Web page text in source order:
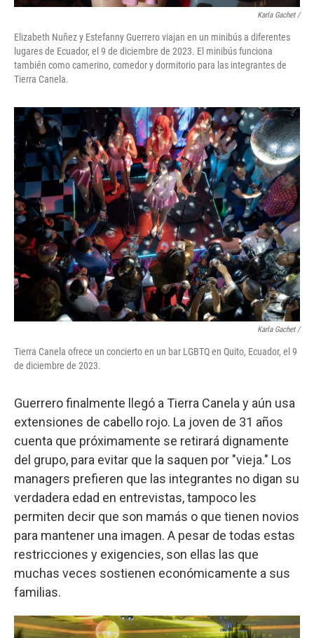
Karla Gachet/
Elizabeth Nuñez y Estefanny Guerrero viajan en un minibús a diferentes
lugares de Ecuador, el 9 de diciembre de 2023. El minibús funciona
también como camerino, comedor y dormitorio para las integrantes de
Tierra Canela.
Karla Gachet/
Tierra Canela ofrece un concierto en un bar LGBTQ en Quito, Ecuador, el 9
de diciembre de 2023.
Guerrero finalmente llegó a Tierra Canela y aún usa
extensiones de cabello rojo. La joven de 31 años
cuenta que próximamente se retirará dignamente
del grupo, para evitar que la saquen por "vieja." Los
managers prefieren que las integrantes no digan su
verdadera edad en entrevistas, tampoco les
permiten decir que son mamás o que tienen novios
para mantener una imagen. A pesar de todas estas
restricciones y exigencies, son ellas las que
muchas veces sostienen económicamente a sus
familias.